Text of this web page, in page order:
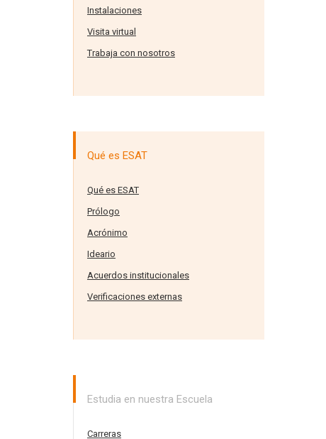
Instalaciones
Visita virtual
Trabaja con nosotros
Qué es ESAT
Qué es ESAT
Prólogo
Acrónimo
Ideario
Acuerdos institucionales
Verificaciones externas
Estudia en nuestra Escuela
Carreras